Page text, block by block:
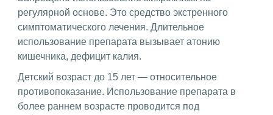
регулярной основе. Это средство экстренного
симптоматического лечения. Длительное
использование препарата вызывает атонию
кишечника, дефицит калия.
Детский возраст до 15 лет — относительное
противопоказание. Использование препарата в
более раннем возрасте проводится под